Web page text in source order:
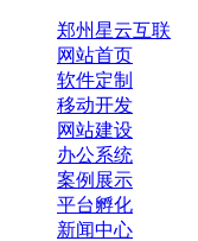
郑州星云互联
网站首页
软件定制
移动开发
网站建设
办公系统
案例展示
平台孵化
新闻中心